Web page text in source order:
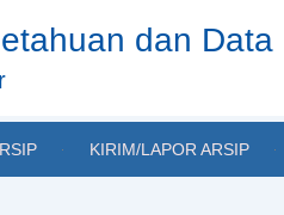
dan
KIRIM/LAPOR ARSIP